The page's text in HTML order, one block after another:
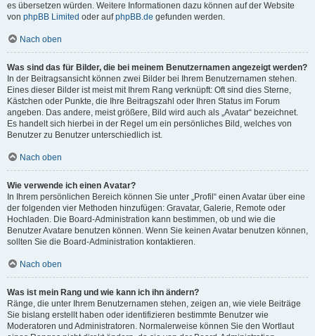
es übersetzen würden. Weitere Informationen dazu können auf der Website
von phpBB Limited oder aufphpBB.de gefunden werden.
Nach oben
Was sind das für Bilder, die bei meinem Benutzernamen angezeigt werden?
In der Beitragsansicht können zwei Bilder bei Ihrem Benutzernamen stehen.
Eines dieser Bilder ist meist mit Ihrem Rang verknüpft: Oft sind dies Sterne,
Kästchen oder Punkte, die Ihre Beitragszahl oder Ihren Status im Forum
angeben. Das andere, meist größere, Bild wird auch als „Avatar“ bezeichnet.
Es handelt sich hierbei in der Regel um ein persönliches Bild, welches von
Benutzer zu Benutzer unterschiedlich ist.
Nach oben
Wie verwende ich einen Avatar?
In Ihrem persönlichen Bereich können Sie unter „Profil“ einen Avatar über eine
der folgenden vier Methoden hinzufügen: Gravatar, Galerie, Remote oder
Hochladen. Die Board-Administration kann bestimmen, ob und wie die
Benutzer Avatare benutzen können. Wenn Sie keinen Avatar benutzen können,
sollten Sie die Board-Administration kontaktieren.
Nach oben
Was ist mein Rang und wie kann ich ihn ändern?
Ränge, die unter Ihrem Benutzernamen stehen, zeigen an, wie viele Beiträge
Sie bislang erstellt haben oder identifizieren bestimmte Benutzer wie
Moderatoren und Administratoren. Normalerweise können Sie den Wortlaut